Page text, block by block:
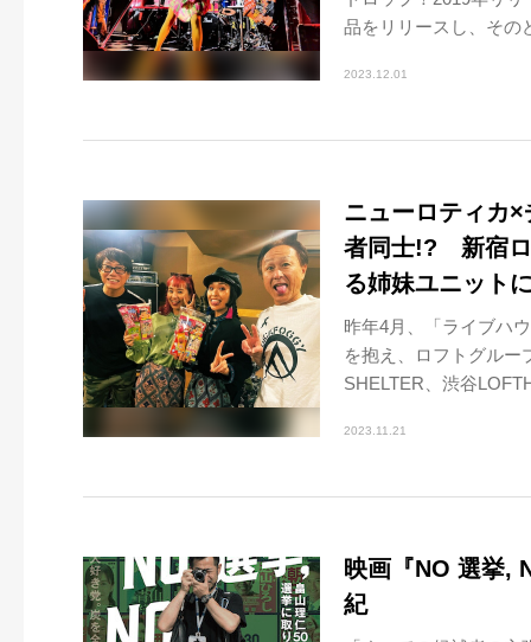
品をリリースし、その
2023.12.01
ニューロティカ
者同士!? 新宿ロ
る姉妹ユニット
昨年4月、「ライブハ
を抱え、ロフトグルー
SHELTER、渋谷
2023.11.21
映画『NO 選挙,
紀